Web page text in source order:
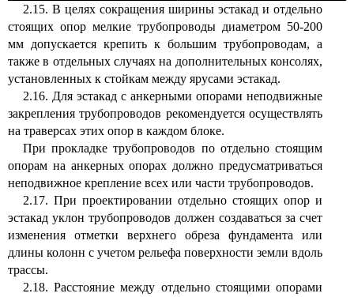
2.15. В целях сокращения ширины эстакад и отдельно
стоящих опор мелкие трубопроводы диаметром 50-200
мм допускается крепить к большим трубопроводам, а
также в отдельных случаях на дополнительных консолях,
установленных к стойкам между ярусами эстакад.
2.16. Для эстакад с анкерными опорами неподвижные
закрепления трубопроводов рекомендуется осуществлять
на траверсах этих опор в каждом блоке.
При прокладке трубопроводов по отдельно стоящим
опорам на анкерных опорах должно предусматриваться
неподвижное крепление всех или части трубопроводов.
2.17. При проектировании отдельно стоящих опор и
эстакад уклон трубопроводов должен создаваться за счет
изменения отметки верхнего обреза фундамента или
длины колонн с учетом рельефа поверхности земли вдоль
трассы.
2.18. Расстояние между отдельно стоящими опорами